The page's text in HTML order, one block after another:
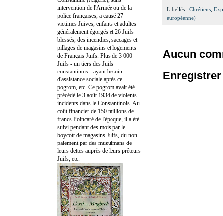
Libellés : Chrétiens,
européenne)
Aucun
intervention de l'Armée ou de la
police françaises, a causé 27
victimes Juives, enfants et adultes
généralement égorgés et 26 Juifs
blessés, des incendies, saccages et
pillages de magasins et logements
de Français Juifs. Plus de 3 000
Juifs - un tiers des Juifs
constantinois - ayant besoin
d'assistance sociale après ce
pogrom, etc. Ce pogrom avait été
précédé le 3 août 1934 de violents
incidents dans le Constantinois. Au
coût financier de 150 millions de
francs Poincaré de l'époque, il a été
suivi pendant des mois par le
boycott de magasins Juifs, du non
paiement par des musulmans de
leurs dettes auprès de leurs prêteurs
Juifs, etc.